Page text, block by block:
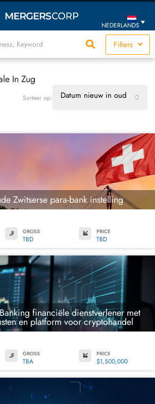
NEDERLANDS
Filters
In Zug
Sorteer op: Datum nieuw in oud
Zwitserse para-bank instelling
GROSS
TBD
PRICE
TBD
financiële dienstverlener met
en platform voor cryptohandel
GROSS
TBA
PRICE
$1,500,000